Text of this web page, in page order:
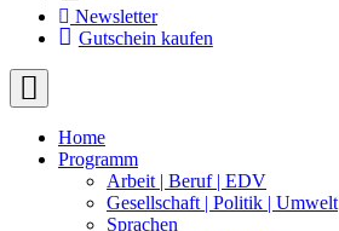
Newsletter
Gutschein kaufen
Home
Programm
Arbeit | Beruf | EDV
Gesellschaft | Politik | Umwelt
Sprachen